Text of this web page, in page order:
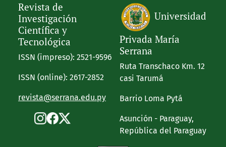
Revista de
Investigación
Científica y
Tecnológica
ISSN (impreso): 2521-9596
ISSN (online): 2617-2852
revista@serrana.edu.py
Universidad
Privada María
Serrana
Ruta Transchaco Km. 12
casi Tarumá
Barrio Loma Pytá
Asunción - Paraguay,
República del Paraguay